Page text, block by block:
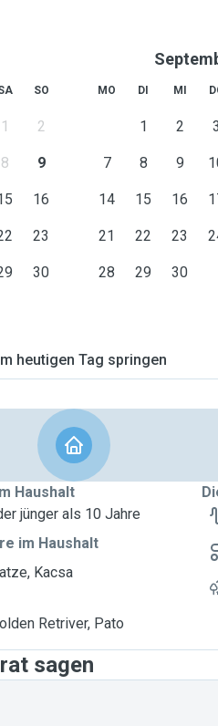
SO
1 2
8 9
16
23
30
MO DI MI
1 2 3
7 8 9
14 15 16
21 22 23
28 29 30
heutigen Tag springen
Haushalt
jünger als 10 Jahre
im Haushalt
Kacsa
Retriver, Pato
sagen